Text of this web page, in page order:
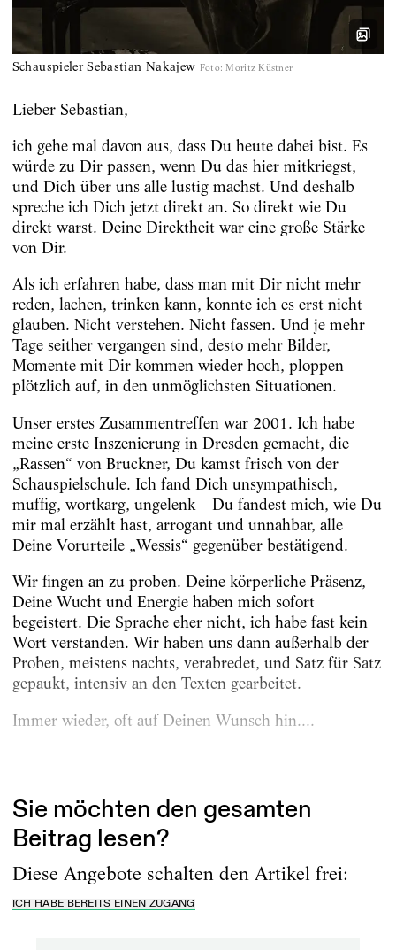
Schauspieler Sebastian Nakajew Foto: Moritz Küstner
Lieber Sebastian,
ich gehe mal davon aus, dass Du heute dabei bist. Es
würde zu Dir passen, wenn Du das hier mitkriegst,
und Dich über uns alle lustig machst. Und deshalb
spreche ich Dich jetzt direkt an. So direkt wie Du
direkt warst. Deine Direktheit war eine große Stärke
von Dir.
Als ich erfahren habe, dass man mit Dir nicht mehr
reden, lachen, trinken kann, konnte ich es erst nicht
glauben. Nicht verstehen. Nicht fassen. Und je mehr
Tage seither vergangen sind, desto mehr Bilder,
Momente mit Dir kommen wieder hoch, ploppen
plötzlich auf, in den unmöglichsten Situationen.
Unser erstes Zusammentreffen war 2001. Ich habe
meine erste Inszenierung in Dresden gemacht, die
„Rassen“ von Bruckner, Du kamst frisch von der
Schauspielschule. Ich fand Dich unsympathisch,
muffig, wortkarg, ungelenk – Du fandest mich, wie Du
mir mal erzählt hast, arrogant und unnahbar, alle
Deine Vorurteile „Wessis“ gegenüber bestätigend.
Wir fingen an zu proben. Deine körperliche Präsenz,
Deine Wucht und Energie haben mich sofort
begeistert. Die Sprache eher nicht, ich habe fast kein
Wort verstanden. Wir haben uns dann außerhalb der
Proben, meistens nachts, verabredet, und Satz für Satz
gepaukt, intensiv an den Texten gearbeitet.
Immer wieder, oft auf Deinen Wunsch hin....
Sie möchten den gesamten
Beitrag lesen?
Diese Angebote schalten den Artikel frei:
ICH HABE BEREITS EINEN ZUGANG